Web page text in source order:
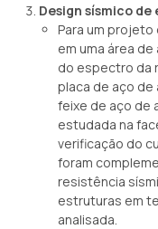
Design sísmico
Para um
em uma área
do espectro da
placa de aço
feixe de aço de
estudada na
verificação do
foram
resistência
estruturas em
analisada.